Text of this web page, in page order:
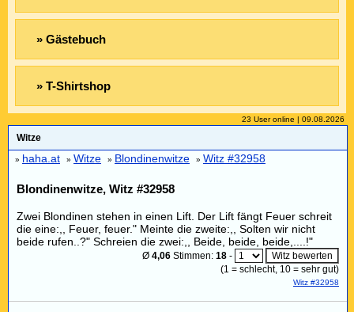
» Gästebuch
» T-Shirtshop
23 User online | 09.08.2026
Witze
» haha.at » Witze » Blondinenwitze » Witz #32958
Blondinenwitze, Witz #32958
Zwei Blondinen stehen in einen Lift. Der Lift fängt Feuer schreit
die eine:,, Feuer, feuer." Meinte die zweite:,, Solten wir nicht
beide rufen..?" Schreien die zwei:,, Beide, beide, beide,....!"
Ø 4,06 Stimmen: 18 -
(1 = schlecht, 10 = sehr gut)
Witz #32958